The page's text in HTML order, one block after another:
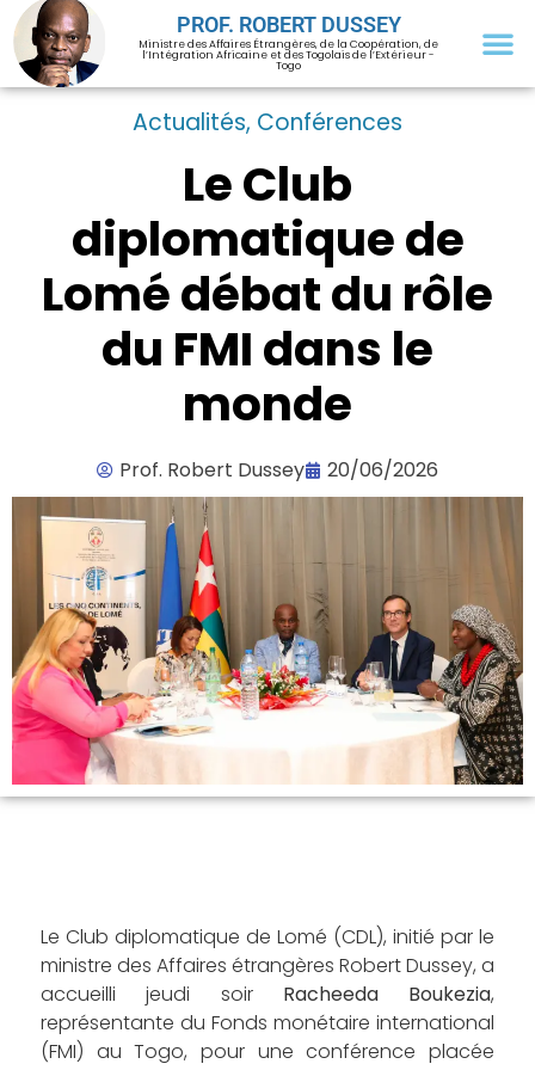
PROF. ROBERT DUSSEY
Ministre des Affaires Étrangères, de la Coopération, de
l’Intégration Africaine et des Togolais de l’Extérieur -
Togo
Actualités, Conférences
Le Club
diplomatique de
Lomé débat du rôle
du FMI dans le
monde
Prof. Robert Dussey 20/06/2026
Le Club diplomatique de Lomé (CDL), initié par le
ministre des Affaires étrangères Robert Dussey, a
accueilli jeudi soir Racheeda Boukezia,
représentante du Fonds monétaire international
(FMI) au Togo, pour une conférence placée